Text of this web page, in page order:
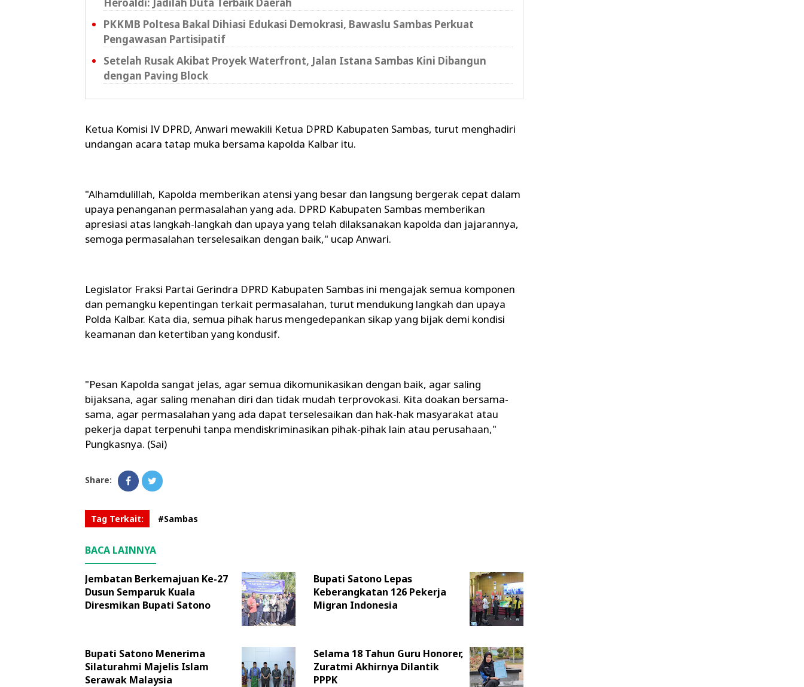
PKKMB Poltesa Bakal Dihiasi Edukasi Demokrasi, Bawaslu Sambas Perkuat
Pengawasan Partisipatif
Setelah Rusak Akibat Proyek Waterfront, Jalan Istana Sambas Kini Dibangun
dengan Paving Block
Ketua Komisi IV DPRD, Anwari mewakili Ketua DPRD Kabupaten Sambas, turut menghadiri
undangan acara tatap muka bersama kapolda Kalbar itu.
"Alhamdulillah, Kapolda memberikan atensi yang besar dan langsung bergerak cepat dalam
upaya penanganan permasalahan yang ada. DPRD Kabupaten Sambas memberikan
apresiasi atas langkah-langkah dan upaya yang telah dilaksanakan kapolda dan jajarannya,
semoga permasalahan terselesaikan dengan baik," ucap Anwari.
Legislator Fraksi Partai Gerindra DPRD Kabupaten Sambas ini mengajak semua komponen
dan pemangku kepentingan terkait permasalahan, turut mendukung langkah dan upaya
Polda Kalbar. Kata dia, semua pihak harus mengedepankan sikap yang bijak demi kondisi
keamanan dan ketertiban yang kondusif.
"Pesan Kapolda sangat jelas, agar semua dikomunikasikan dengan baik, agar saling
bijaksana, agar saling menahan diri dan tidak mudah terprovokasi. Kita doakan bersama-
sama, agar permasalahan yang ada dapat terselesaikan dan hak-hak masyarakat atau
pekerja dapat terpenuhi tanpa mendiskriminasikan pihak-pihak lain atau perusahaan,"
Pungkasnya. (Sai)
Share:
Tag Terkait: #Sambas
BACA LAINNYA
Jembatan Berkemajuan Ke-27
Dusun Semparuk Kuala
Diresmikan Bupati Satono
Bupati Satono Lepas
Keberangkatan 126 Pekerja
Migran Indonesia
Bupati Satono Menerima
Silaturahmi Majelis Islam
Serawak Malaysia
Selama 18 Tahun Guru Honorer,
Zuratmi Akhirnya Dilantik
PPPK